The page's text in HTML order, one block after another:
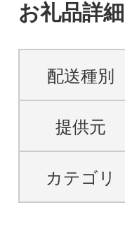
お礼品詳細
配送種別
提供元
カテゴリ